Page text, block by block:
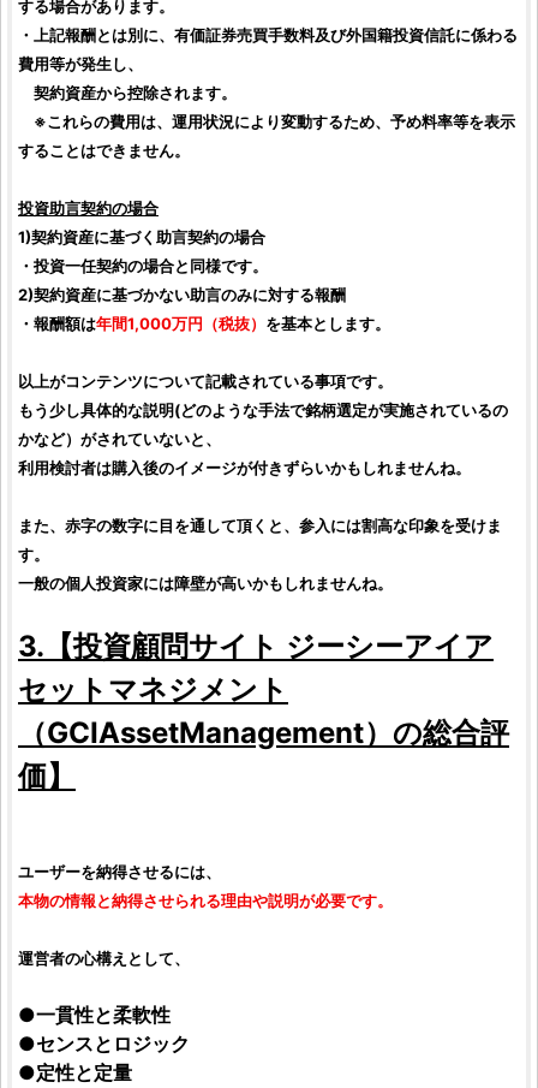
する場合があります。
・上記報酬とは別に、有価証券売買手数料及び外国籍投資信託に係わる
費用等が発生し、
契約資産から控除されます。
※これらの費用は、運用状況により変動するため、予め料率等を表示
することはできません。
投資助言契約の場合
1)契約資産に基づく助言契約の場合
・ 投資一任契約の場合と同様です。
2)契約資産に基づかない助言のみに対する報酬
・報酬額は年間1,000万円（税抜） を基本とします。
以上がコンテンツについて記載されている事項です。
もう少し具体的な説明(どのような手法で銘柄選定が実施されているの
かなど）がされていないと、
利用検討者は購入後のイメージが付きずらいかもしれませんね。
また、赤字の数字に目を通して頂くと、参入には割高な印象を受けま
す。
一般の個人投資家には障壁が高いかもしれませんね。
3.【投資顧問サイト ジーシーアイア
セットマネジメント
（GCIAssetManagement）の総合評
価】
ユーザーを納得させるには、
本物の情報と納得させられる理由や説明が必要です。
運営者の心構えとして、
●一貫性と柔軟性
●センスとロジック
●定性と定量